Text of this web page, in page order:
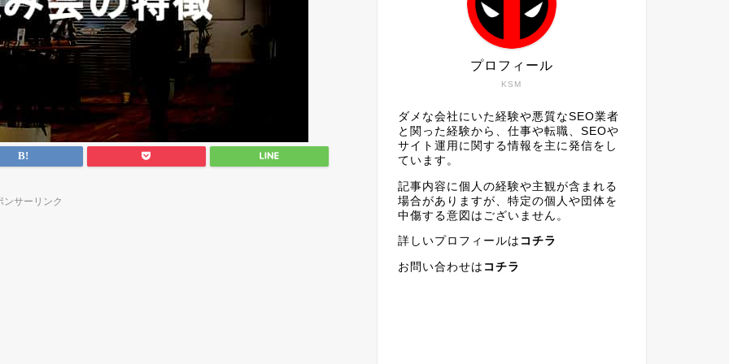
ンサーリンク
KSM
プロフィール
ダメな会社にいた経験や悪質なSEO業者
と関った経験から、仕事や転職、SEOや
サイト運用に関する情報を主に発信をし
ています。
記事内容に個人の経験や主観が含まれる
場合がありますが、特定の個人や団体を
中傷する意図はございません。
詳しいプロフィールは コチラ
お問い合わせは コチラ